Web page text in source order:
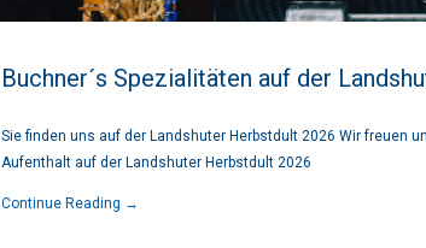
Buchner´s Spezialitäten auf der
Sie finden uns auf der Landshuter Herbstdult 2026 Wir freuen
Aufenthalt auf der Landshuter Herbstdult 2026
Continue Reading →